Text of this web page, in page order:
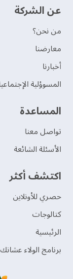
عن الشركة
من نحن؟
‫معارضنا‬
‫أخبارنا‬
المسوؤلية
‫المساعدة‬
تواصل معنا
الأسئلة الشائعة
اكتشف أكثر
حصري للأونلاين
‫كتالوجات‬
الرئيسية
برنامج الولاء عشانك